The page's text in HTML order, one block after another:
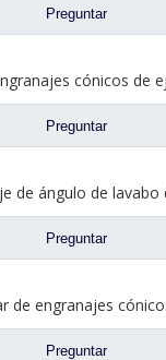
Preguntar
Preguntar
Preguntar
Preguntar